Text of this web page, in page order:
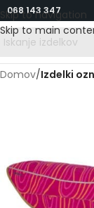
Skip to navigation
Skip to main
068 143 347
Domov/Izdelki